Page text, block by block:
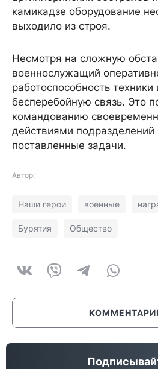
камикадзе оборудование
выходило из строя.
Несмотря на сложную
военнослужащий
работоспособность
бесперебойную связь. Это
командованию
действиями подразделений
поставленные задачи.
Автор:
Наши герои военные
Бурятия Общество